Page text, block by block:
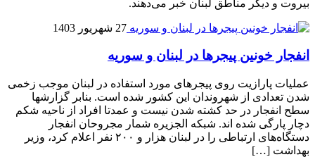
بیروت و دیگر مناطق لبنان خبر می‌دهند.
27 شهریور 1403
انفجار خونین پیجرها در لبنان و سوریه
عملیات پارازیت روی پیجرهای مورد استفاده در لبنان موجب زخمی
شدن تعدادی از شهروندان این کشور شده است. بنابر گزارشها
سطح انفجار در حد کشته شدن نیست و عمدتا افراد از ناحیه شکم
دچار پارگی شده اند. شبکه الجزیره شمار مجروحان انفجار
دستگاه‌های ارتباطی را در لبنان هزار و ۲۰۰ نفر اعلام کرد، وزیر
بهداشت […]